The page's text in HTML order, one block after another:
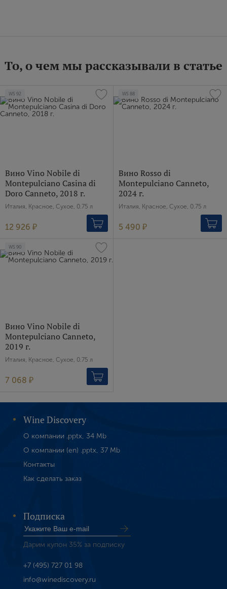
То, о чем мы рассказывали в статье
WS 92
Вино Vino Nobile di
Montepulciano Casina di
Doro Canneto, 2018 г.
Италия, Красное, Сухое, 0.75 л
12 926 ₽
WS 88
Вино Rosso di
Montepulciano Canneto,
2024 г.
Италия, Красное, Сухое, 0.75 л
5 490 ₽
WS 90
Вино Vino Nobile di
Montepulciano Canneto,
2019 г.
Италия, Красное, Сухое, 0.75 л
7 068 ₽
Wine Discovery
О компании .pptx, 34 Mb
О компании (en) .pptx, 37 Mb
Контакты
Как сделать заказ
Подписка
Дарим купон 35% за подписку
+7 (495) 727 01 98
info@winediscovery.ru